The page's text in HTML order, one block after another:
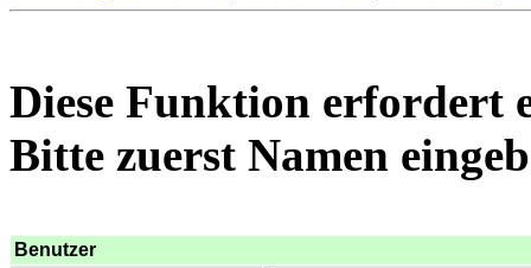
Diese Funktion erfordert
Bitte zuerst Namen
Benutzer